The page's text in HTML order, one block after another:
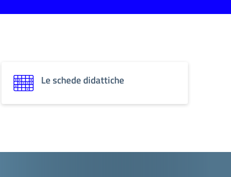
Le schede didattiche